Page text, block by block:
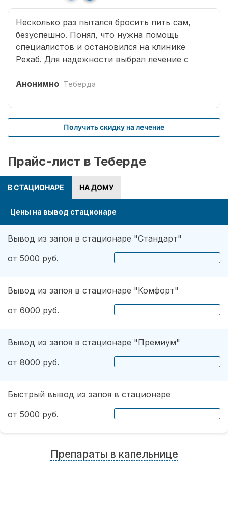
Несколько раз пытался бросить пить сам,
безуспешно. Понял, что нужна помощь
специалистов и остановился на клинике
Рехаб. Для надежности выбрал лечение с
года, не пью, и не тянет. Спасибо вам
Анонимно Теберда
Получить скидку на лечение
Прайс-лист в Теберде
В СТАЦИОНАРЕ НА ДОМУ
Цены на вывод стационаре
Вывод из запоя в стационаре "Стандарт"
от 5000 руб.
Вывод из запоя в стационаре "Комфорт"
от 6000 руб.
Вывод из запоя в стационаре "Премиум"
от 8000 руб.
Быстрый вывод из запоя в стационаре
от 5000 руб.
Препараты в капельнице